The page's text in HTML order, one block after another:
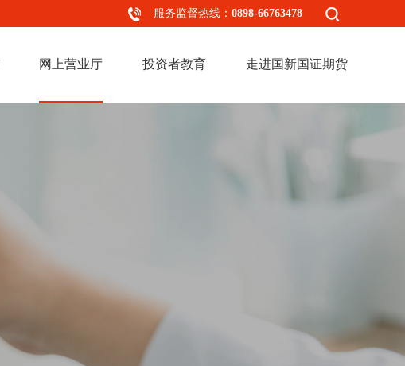
服务监督热线： 0898-66763478
网上营业厅 投资者教育 走进国新国证期货